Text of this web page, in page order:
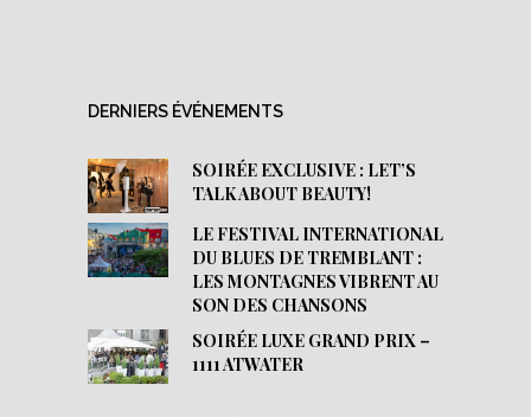
DERNIERS ÉVÉNEMENTS
SOIRÉE EXCLUSIVE : LET’S
TALK ABOUT BEAUTY!
LE FESTIVAL INTERNATIONAL
DU BLUES DE TREMBLANT :
LES MONTAGNES VIBRENT AU
SON DES CHANSONS
SOIRÉE LUXE GRAND PRIX –
1111 ATWATER